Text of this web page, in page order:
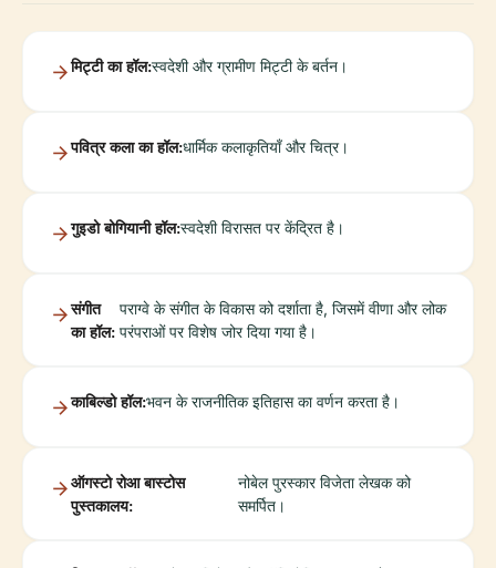
मिट्टी का हॉल:स्वदेशी और ग्रामीण मिट्टी के बर्तन।
पवित्र कला का हॉल:धार्मिक कलाकृतियाँ और चित्र।
गुइडो बोगियानी हॉल:स्वदेशी विरासत पर केंद्रित है।
संगीत
का हॉल:
पराग्वे के संगीत के विकास को दर्शाता है, जिसमें वीणा और लोक
परंपराओं पर विशेष जोर दिया गया है।
काबिल्डो हॉल:भवन के राजनीतिक इतिहास का वर्णन करता है।
ऑगस्टो रोआ बास्टोस
पुस्तकालय:
नोबेल पुरस्कार विजेता लेखक को
समर्पित।